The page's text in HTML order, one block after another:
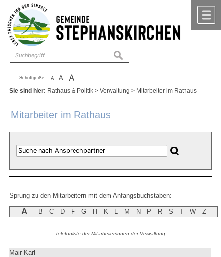
Zum Inhalt ,zur Navigation
Schriftgröße A A A
suchen
Sie sind hier: Rathaus & Politik >Verwaltung > Mitarbeiter im Rathaus
Mitarbeiter im Rathaus
Sprung zu den Mitarbeitern mit dem Anfangsbuchstaben:
A B C D F G H K L M N P R S T W Z
Telefonliste der Mitarbeiter/innen der Verwaltung
Mair Karl